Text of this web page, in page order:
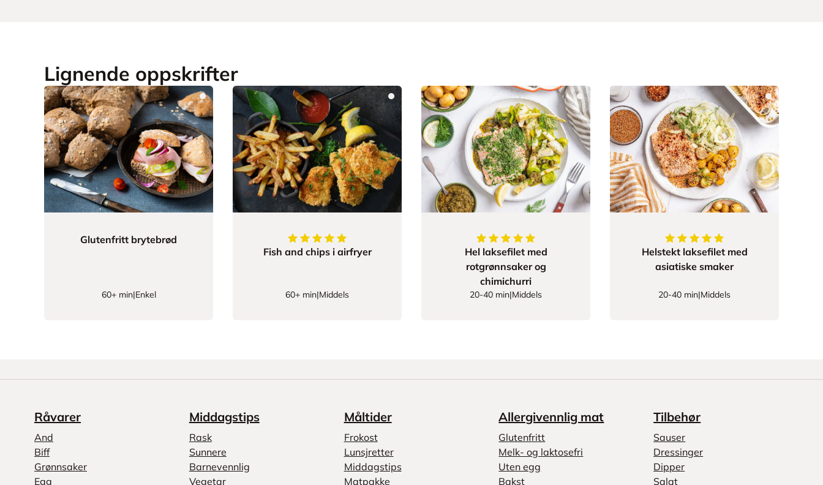
Lignende oppskrifter
Glutenfritt brytebrød
60+ min|Enkel
5av5stjerner
Fish and chips i airfryer
60+ min|Middels
5av5stjerner
Hel laksefilet med
rotgrønnsaker og
chimichurri
20-40 min|Middels
5av5stjerner
Helstekt laksefilet med
asiatiske smaker
20-40 min|Middels
Råvarer
And
Biff
Grønnsaker
Egg
Middagstips
Rask
Sunnere
Barnevennlig
Vegetar
Måltider
Frokost
Lunsjretter
Middagstips
Matpakke
Allergivennlig mat
Glutenfritt
Melk- og laktosefri
Uten egg
Bakst
Tilbehør
Sauser
Dressinger
Dipper
Salat